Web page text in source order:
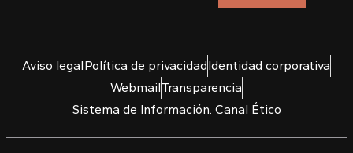
Aviso legalPolítica de privacidadIdentidad corporativa
WebmailTransparencia
Sistema de Información. Canal Ético